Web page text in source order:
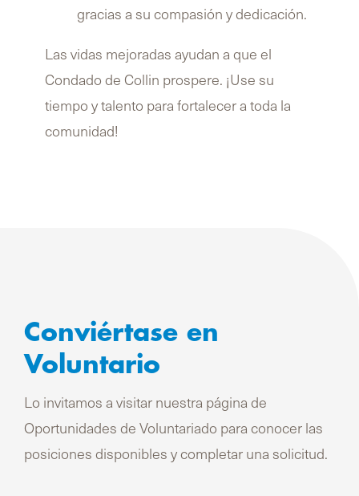
gracias a su compasión y dedicación.
Las vidas mejoradas ayudan a que el
Condado de Collin prospere. ¡Use su
tiempo y talento para fortalecer a toda la
comunidad!
Conviértase en
Voluntario
Lo invitamos a visitar nuestra página de
Oportunidades de Voluntariado para conocer las
posiciones disponibles y completar una solicitud.